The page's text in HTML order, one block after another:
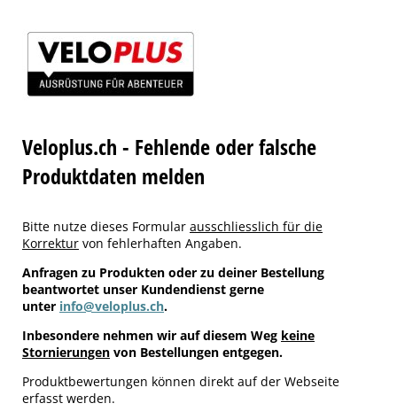
Veloplus.ch - Fehlende oder falsche
Produktdaten melden
Bitte nutze dieses Formular ausschliesslich für die
Korrektur von fehlerhaften Angaben.
Anfragen zu Produkten oder zu deiner Bestellung
beantwortet unser Kundendienst gerne
unter info@veloplus.ch.
Inbesondere nehmen wir auf diesem Weg keine
Stornierungen von Bestellungen entgegen.
Produktbewertungen können direkt auf der Webseite
erfasst werden.